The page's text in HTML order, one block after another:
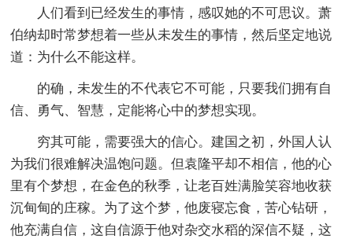
人们看到已经发生的事情，感叹她的不可思议。萧
伯纳却时常梦想着一些从未发生的事情，然后坚定地说
道：为什么不能这样。
的确，未发生的不代表它不可能，只要我们拥有自
信、勇气、智慧，定能将心中的梦想实现。
穷其可能，需要强大的信心。建国之初，外国人认
为我们很难解决温饱问题。但袁隆平却不相信，他的心
里有个梦想，在金色的秋季，让老百姓满脸笑容地收获
沉甸甸的庄稼。为了这个梦，他废寝忘食，苦心钻研，
他充满自信，这自信源于他对杂交水稻的深信不疑，这